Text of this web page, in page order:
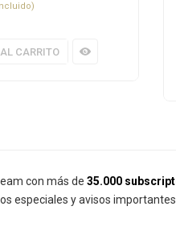
CARRITO
con más de 35.000
especiales y avisos importantes.